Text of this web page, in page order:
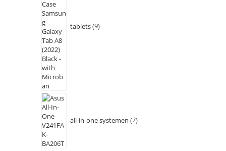
tablets 9
all-in-one systemen 7